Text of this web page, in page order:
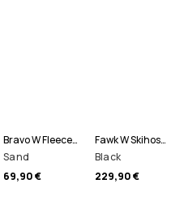
Bravo W Fleecepullover Damen
Sand
69,90 €
Fawk W Skihose Damen
Black
229,90 €